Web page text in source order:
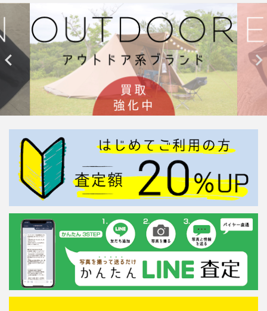
 